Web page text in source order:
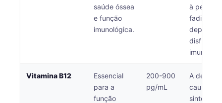
saúde óssea
e função
imunológica.
à perda
fadiga,
disfunção
Vitamina B12
Essencial
para a
função
200-900
pg/mL
A
causa
sintomas